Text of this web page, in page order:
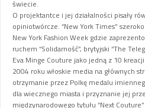
świecie.
O projektantce i jej działalności pisały
opiniotwórcze. “New York Times”
New York Fashion Week gdzie
ruchem “Solidarność”, brytyjski “The
Eva Minge Couture jako jedną z 10
2004 roku włoskie media na głównych
otrzymanie przez Polkę medalu
dla wiecznego miasta i przyznanie jej
międzynarodowego tytułu “Next